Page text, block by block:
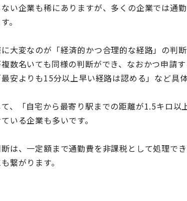
い企業も稀にありますが、多くの企業では通
。
大変なのが「経済的かつ合理的な経路」の判断
数名いても同様の判断ができ、なおかつ申請
安よりも15分以上早い経路は認める」など具
、「自宅から最寄り駅までの距離が1.5キロ以
いる企業も多いです。
断は、一定額まで通勤費を非課税として処理で
繋がります。